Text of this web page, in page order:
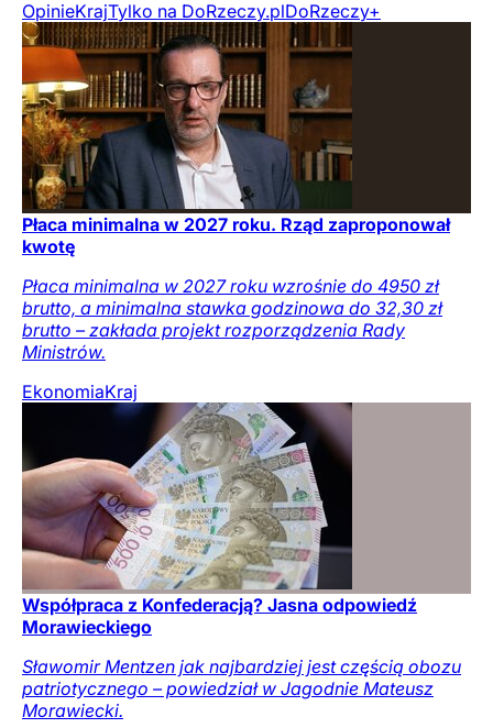
OpinieKrajTylko na DoRzeczy.plDoRzeczy+
Płaca minimalna w 2027 roku. Rząd zaproponował
kwotę
Płaca minimalna w 2027 roku wzrośnie do 4950 zł
brutto, a minimalna stawka godzinowa do 32,30 zł
brutto – zakłada projekt rozporządzenia Rady
Ministrów.
EkonomiaKraj
Współpraca z Konfederacją? Jasna odpowiedź
Morawieckiego
Sławomir Mentzen jak najbardziej jest częścią obozu
patriotycznego – powiedział w Jagodnie Mateusz
Morawiecki.